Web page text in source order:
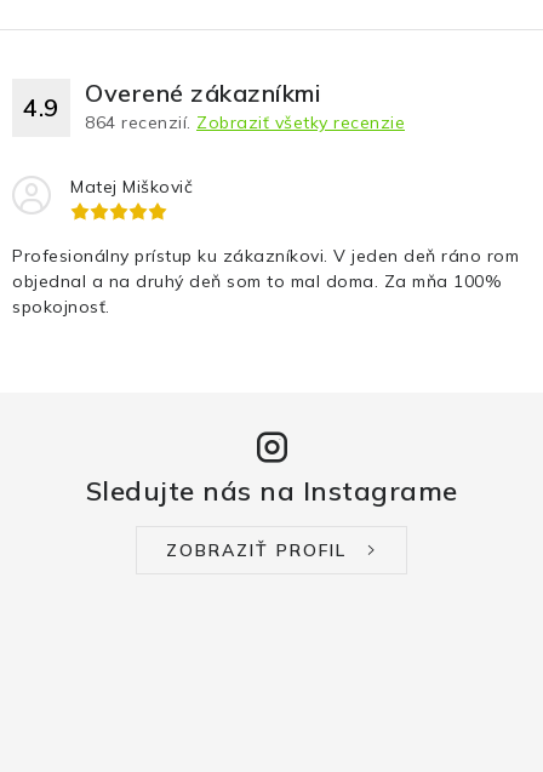
4.9 Overené zákazníkmi
864 recenzií. Zobraziť všetky recenzie
Matej Miškovič
Profesionálny prístup ku zákazníkovi. V jeden deň ráno rom
objednal a na druhý deň som to mal doma. Za mňa 100%
spokojnosť.
Sledujte nás na Instagrame
ZOBRAZIŤ PROFIL